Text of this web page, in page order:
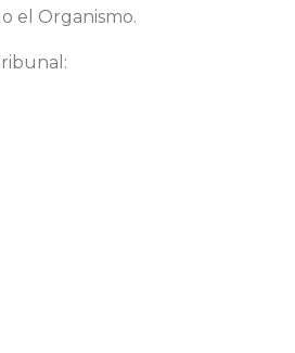
el Organismo.